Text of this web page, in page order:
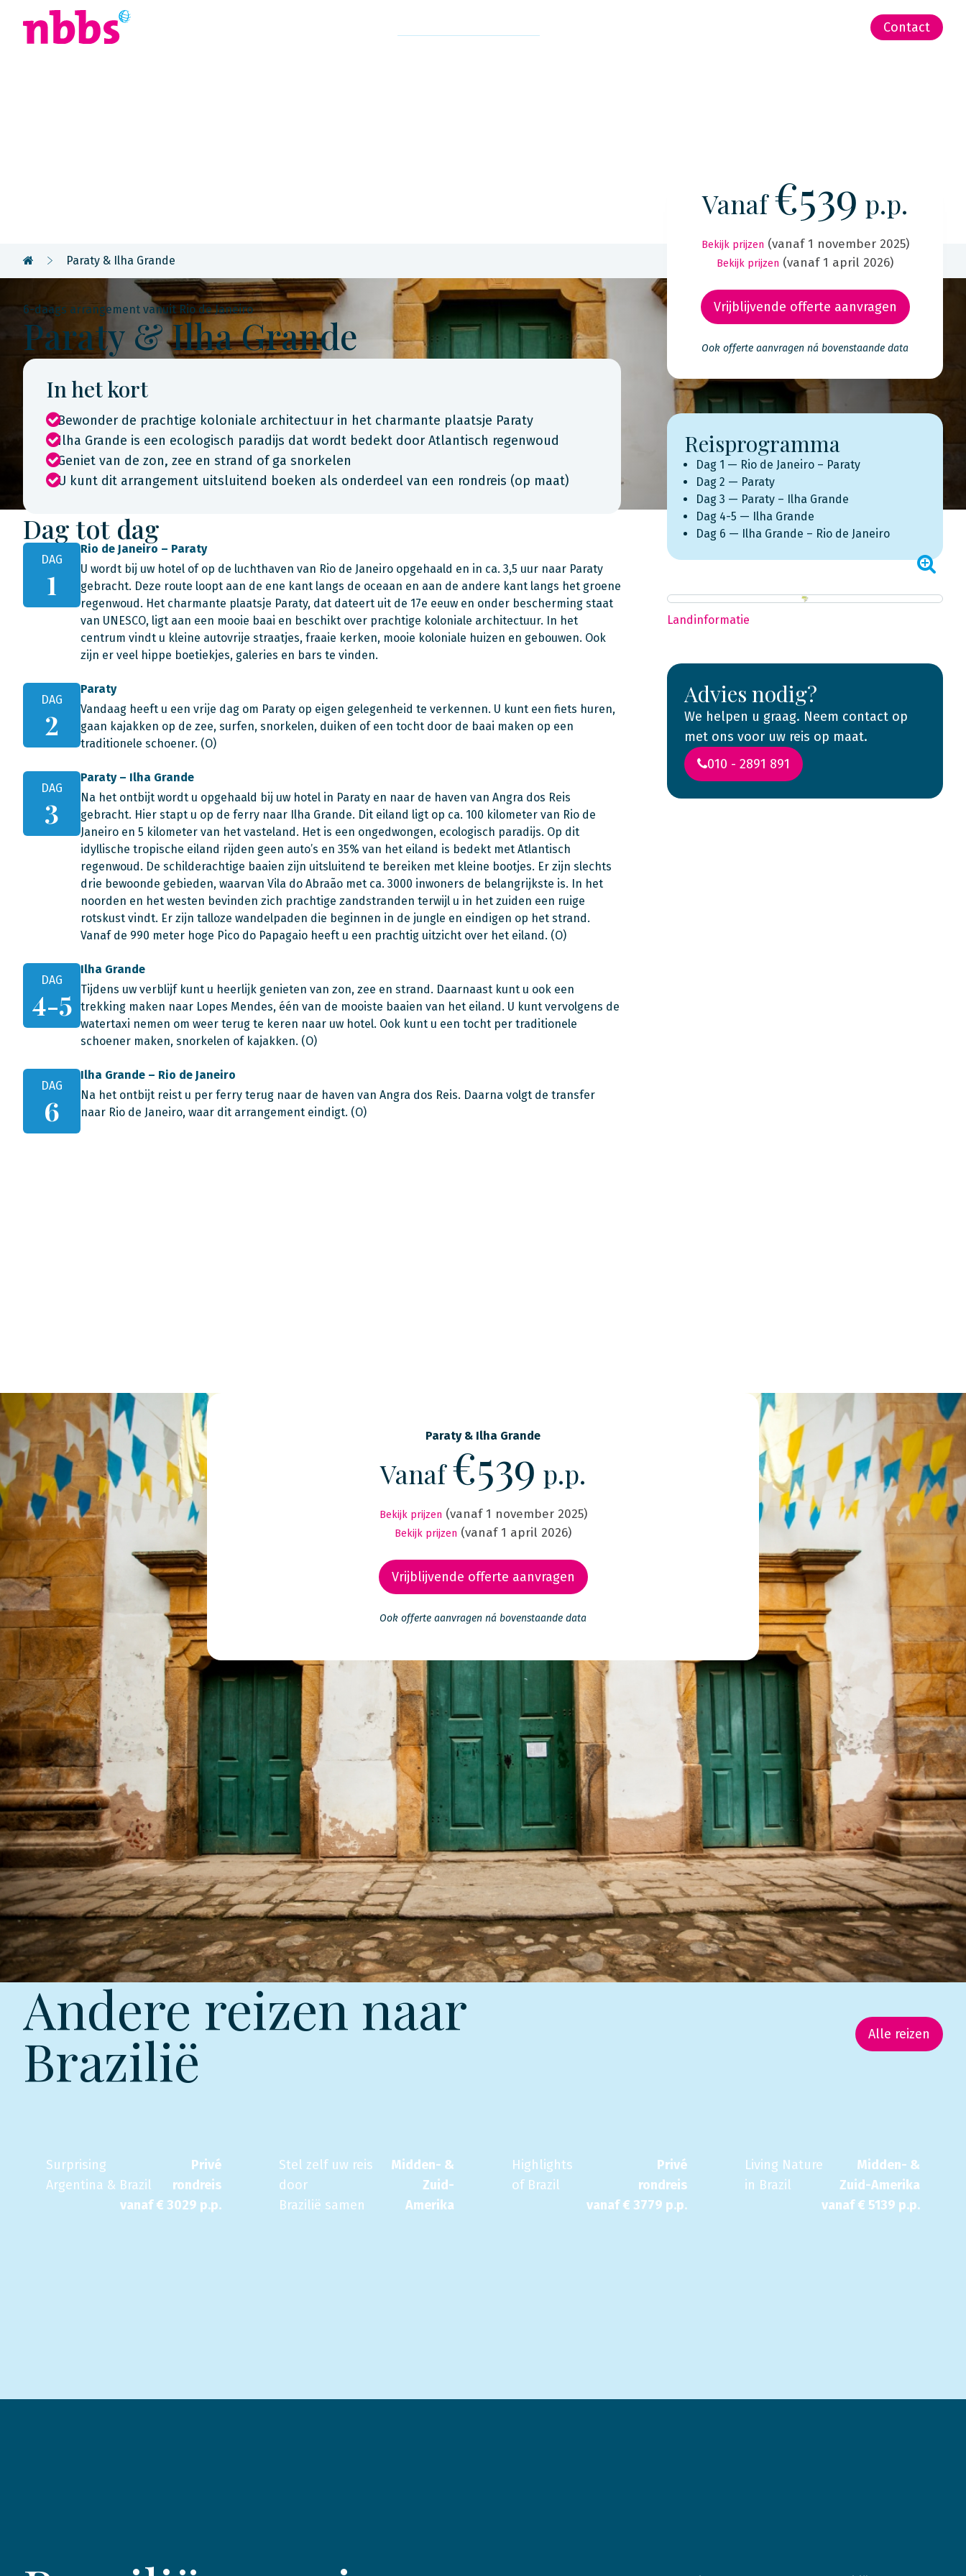
Contact
Paraty & Ilha Grande
6-daags arrangement vanuit Rio de Janeiro
Paraty & Ilha Grande
In het kort
Bewonder de prachtige koloniale architectuur in het charmante plaatsje Paraty
Ilha Grande is een ecologisch paradijs dat wordt bedekt door Atlantisch regenwoud
Geniet van de zon, zee en strand of ga snorkelen
U kunt dit arrangement uitsluitend boeken als onderdeel van een rondreis (op maat)
Dag tot dag
DAG
1
Rio de Janeiro – Paraty
U wordt bij uw hotel of op de luchthaven van Rio de Janeiro opgehaald en in ca. 3,5 uur naar Paraty
gebracht. Deze route loopt aan de ene kant langs de oceaan en aan de andere kant langs het groene
regenwoud. Het charmante plaatsje Paraty, dat dateert uit de 17e eeuw en onder bescherming staat
van UNESCO, ligt aan een mooie baai en beschikt over prachtige koloniale architectuur. In het
centrum vindt u kleine autovrije straatjes, fraaie kerken, mooie koloniale huizen en gebouwen. Ook
zijn er veel hippe boetiekjes, galeries en bars te vinden.
DAG
2
Paraty
Vandaag heeft u een vrije dag om Paraty op eigen gelegenheid te verkennen. U kunt een fiets huren,
gaan kajakken op de zee, surfen, snorkelen, duiken of een tocht door de baai maken op een
traditionele schoener. (O)
DAG
3
Paraty – Ilha Grande
Na het ontbijt wordt u opgehaald bij uw hotel in Paraty en naar de haven van Angra dos Reis
gebracht. Hier stapt u op de ferry naar Ilha Grande. Dit eiland ligt op ca. 100 kilometer van Rio de
Janeiro en 5 kilometer van het vasteland. Het is een ongedwongen, ecologisch paradijs. Op dit
idyllische tropische eiland rijden geen auto’s en 35% van het eiland is bedekt met Atlantisch
regenwoud. De schilderachtige baaien zijn uitsluitend te bereiken met kleine bootjes. Er zijn slechts
drie bewoonde gebieden, waarvan Vila do Abraão met ca. 3000 inwoners de belangrijkste is. In het
noorden en het westen bevinden zich prachtige zandstranden terwijl u in het zuiden een ruige
rotskust vindt. Er zijn talloze wandelpaden die beginnen in de jungle en eindigen op het strand.
Vanaf de 990 meter hoge Pico do Papagaio heeft u een prachtig uitzicht over het eiland. (O)
DAG
4-5
Ilha Grande
Tijdens uw verblijf kunt u heerlijk genieten van zon, zee en strand. Daarnaast kunt u ook een
trekking maken naar Lopes Mendes, één van de mooiste baaien van het eiland. U kunt vervolgens de
watertaxi nemen om weer terug te keren naar uw hotel. Ook kunt u een tocht per traditionele
schoener maken, snorkelen of kajakken. (O)
DAG
6
Ilha Grande – Rio de Janeiro
Na het ontbijt reist u per ferry terug naar de haven van Angra dos Reis. Daarna volgt de transfer
naar Rio de Janeiro, waar dit arrangement eindigt. (O)
Vanaf€539 p.p.
Bekijk prijzen (vanaf 1 november 2025)
Bekijk prijzen (vanaf 1 april 2026)
Vrijblijvende offerte aanvragen
Ook offerte aanvragen ná bovenstaande data
Reisprogramma
Dag 1 — Rio de Janeiro – Paraty
Dag 2 — Paraty
Dag 3 — Paraty – Ilha Grande
Dag 4-5 — Ilha Grande
Dag 6 — Ilha Grande – Rio de Janeiro
Landinformatie
Advies nodig?
We helpen u graag. Neem contact op
met ons voor uw reis op maat.
010 - 2891 891
Paraty & Ilha Grande
Vanaf€539 p.p.
Bekijk prijzen (vanaf 1 november 2025)
Bekijk prijzen (vanaf 1 april 2026)
Vrijblijvende offerte aanvragen
Ook offerte aanvragen ná bovenstaande data
Andere reizen naar
Brazilië Alle reizen
Surprising
Argentina & Brazil
Privé
rondreis
vanaf € 3029 p.p.
Stel zelf uw reis
door
Brazilië samen
Midden- &
Zuid-
Amerika
Highlights
of Brazil
Privé
rondreis
vanaf € 3779 p.p.
Living Nature
in Brazil
Midden- &
Zuid-Amerika
vanaf € 5139 p.p.